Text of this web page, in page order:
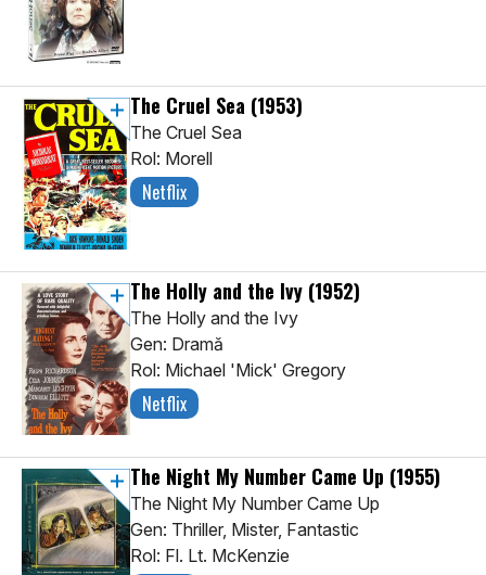
The Cruel Sea (1953)
The Cruel Sea
Rol: Morell
Netflix
The Holly and the Ivy (1952)
The Holly and the Ivy
Gen: Dramă
Rol: Michael 'Mick' Gregory
Netflix
The Night My Number Came Up (1955)
The Night My Number Came Up
Gen: Thriller, Mister, Fantastic
Rol: Fl. Lt. McKenzie